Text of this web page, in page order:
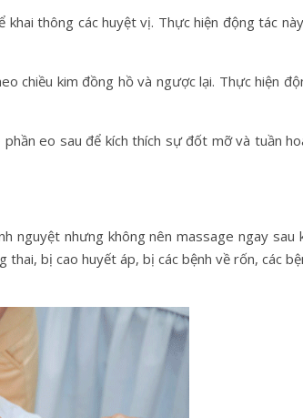
thông các huyệt vị. Thực hiện động tác
chiều kim đồng hồ và ngược lại. Thực hiện
eo sau để kích thích sự đốt mỡ và tuần
nguyệt nhưng không nên massage ngay sau
bị cao huyết áp, bị các bệnh về rốn, các